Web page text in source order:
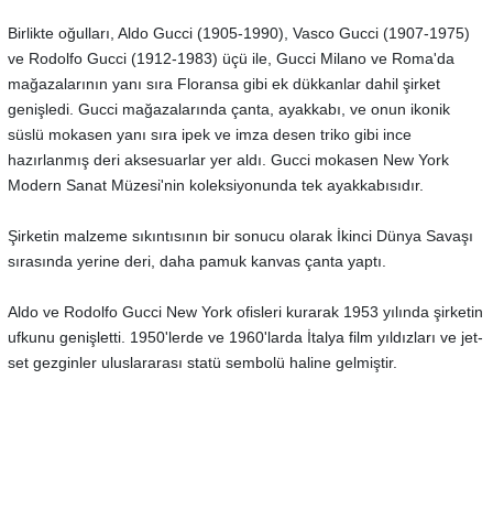
Birlikte oğulları, Aldo Gucci (1905-1990), Vasco Gucci (1907-1975)
ve Rodolfo Gucci (1912-1983) üçü ile, Gucci Milano ve Roma'da
mağazalarının yanı sıra Floransa gibi ek dükkanlar dahil şirket
genişledi. Gucci mağazalarında çanta, ayakkabı, ve onun ikonik
süslü mokasen yanı sıra ipek ve imza desen triko gibi ince
hazırlanmış deri aksesuarlar yer aldı. Gucci mokasen New York
Modern Sanat Müzesi'nin koleksiyonunda tek ayakkabısıdır.
Şirketin malzeme sıkıntısının bir sonucu olarak İkinci Dünya Savaşı
sırasında yerine deri, daha pamuk kanvas çanta yaptı.
Aldo ve Rodolfo Gucci New York ofisleri kurarak 1953 yılında şirketin
ufkunu genişletti. 1950'lerde ve 1960'larda İtalya film yıldızları ve jet-
set gezginler uluslararası statü sembolü haline gelmiştir.